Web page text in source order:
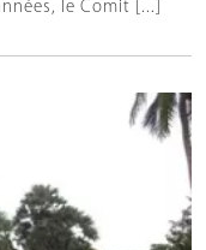
le Comit [...]